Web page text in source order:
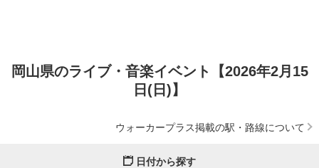
岡山県のライブ・音楽イベント【2026年2月15
日(日)】
ウォーカープラス掲載の駅・路線について
日付から探す